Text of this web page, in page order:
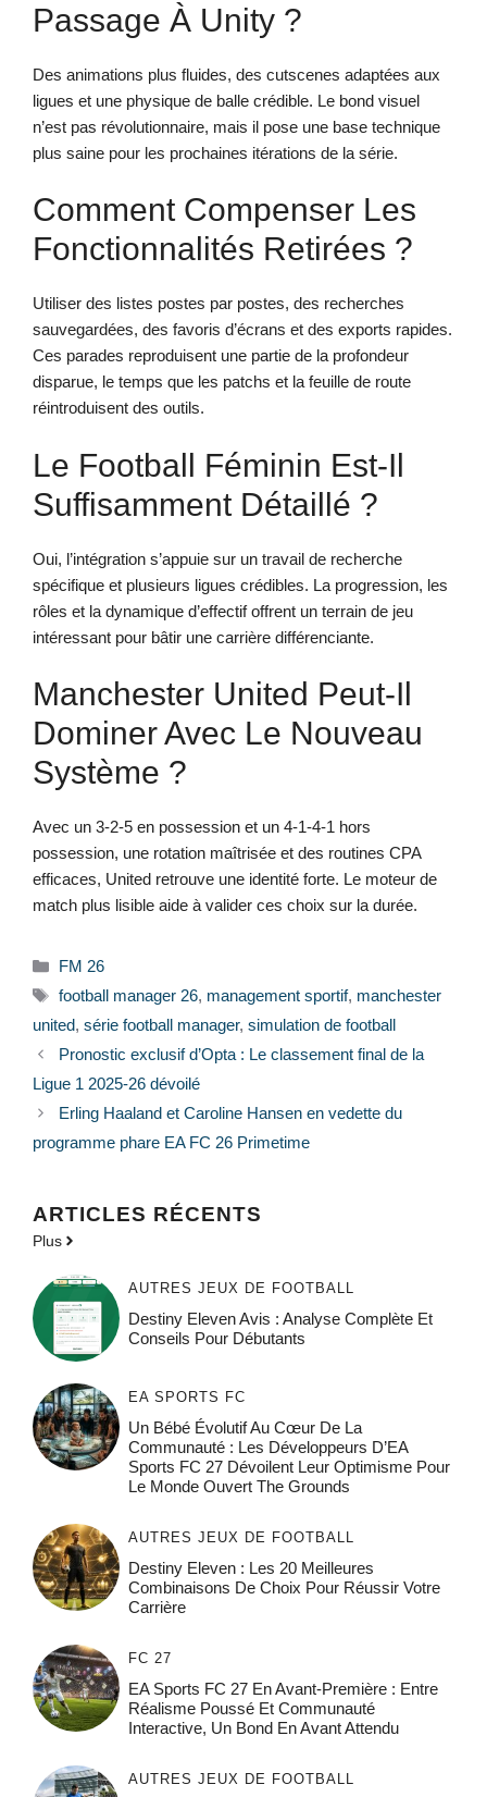
Passage À Unity ?
Des animations plus fluides, des cutscenes adaptées aux
ligues et une physique de balle crédible. Le bond visuel
n’est pas révolutionnaire, mais il pose une base technique
plus saine pour les prochaines itérations de la série.
Comment Compenser Les
Fonctionnalités Retirées ?
Utiliser des listes postes par postes, des recherches
sauvegardées, des favoris d’écrans et des exports rapides.
Ces parades reproduisent une partie de la profondeur
disparue, le temps que les patchs et la feuille de route
réintroduisent des outils.
Le Football Féminin Est-Il
Suffisamment Détaillé ?
Oui, l’intégration s’appuie sur un travail de recherche
spécifique et plusieurs ligues crédibles. La progression, les
rôles et la dynamique d’effectif offrent un terrain de jeu
intéressant pour bâtir une carrière différenciante.
Manchester United Peut-Il
Dominer Avec Le Nouveau
Système ?
Avec un 3-2-5 en possession et un 4-1-4-1 hors
possession, une rotation maîtrisée et des routines CPA
efficaces, United retrouve une identité forte. Le moteur de
match plus lisible aide à valider ces choix sur la durée.
Catégories
FM 26
Étiquettes
football manager 26, management sportif, manchester
united, série football manager, simulation de football
Pronostic exclusif d’Opta : Le classement final de la
Ligue 1 2025-26 dévoilé
Erling Haaland et Caroline Hansen en vedette du
programme phare EA FC 26 Primetime
ARTICLES RÉCENTS
Plus
AUTRES JEUX DE FOOTBALL
Destiny Eleven Avis : Analyse Complète Et
Conseils Pour Débutants
EA SPORTS FC
Un Bébé Évolutif Au Cœur De La
Communauté : Les Développeurs D’EA
Sports FC 27 Dévoilent Leur Optimisme Pour
Le Monde Ouvert The Grounds
AUTRES JEUX DE FOOTBALL
Destiny Eleven : Les 20 Meilleures
Combinaisons De Choix Pour Réussir Votre
Carrière
FC 27
EA Sports FC 27 En Avant-Première : Entre
Réalisme Poussé Et Communauté
Interactive, Un Bond En Avant Attendu
AUTRES JEUX DE FOOTBALL